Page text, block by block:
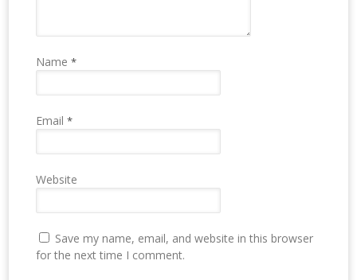
Name*
Email*
Website
Save my name, email, and website in this browser
for the next time I comment.